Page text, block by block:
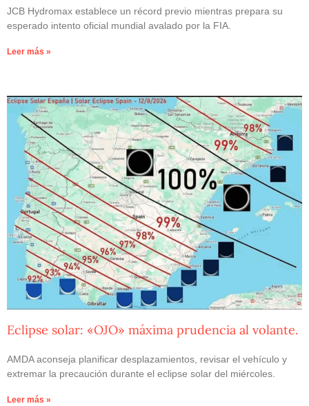
JCB Hydromax establece un récord previo mientras prepara su
esperado intento oficial mundial avalado por la FIA.
Leer más »
Eclipse solar: «OJO» máxima prudencia al volante.
AMDA aconseja planificar desplazamientos, revisar el vehículo y
extremar la precaución durante el eclipse solar del miércoles.
Leer más »